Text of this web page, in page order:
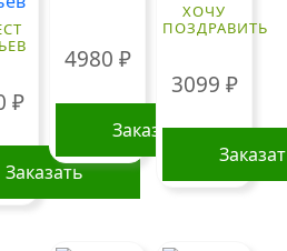
₽
Заказать
4980 ₽
Заказать
ХОЧУ
ПОЗДРАВИТЬ
3099 ₽